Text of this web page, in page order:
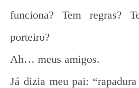
funciona? Tem regras?
porteiro?
Ah… meus amigos.
Já dizia meu pai: